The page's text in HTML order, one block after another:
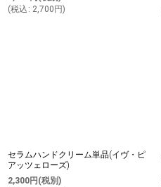
(税込 : 2,700 円)
セラムハンドクリーム単品(イヴ・ピ
アッツェローズ)
2,300円 (税別)